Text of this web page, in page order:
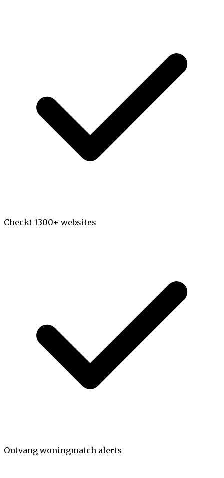
Checkt 1300+ websites
Ontvang woningmatch alerts